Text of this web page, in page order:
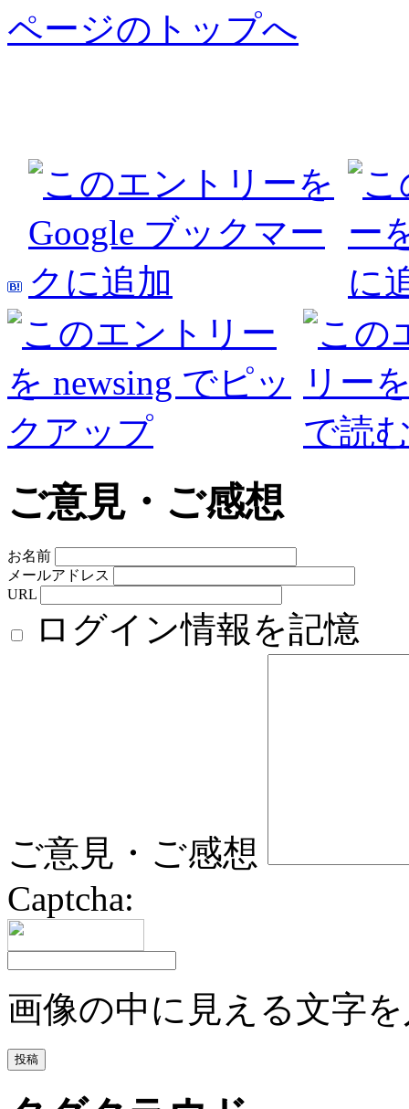
ページのトップへ
ご意見・ご感想
お名前
メールアドレス
URL
ログイン情報を記憶
ご意見・ご感想
Captcha:
画像の中に見える文字